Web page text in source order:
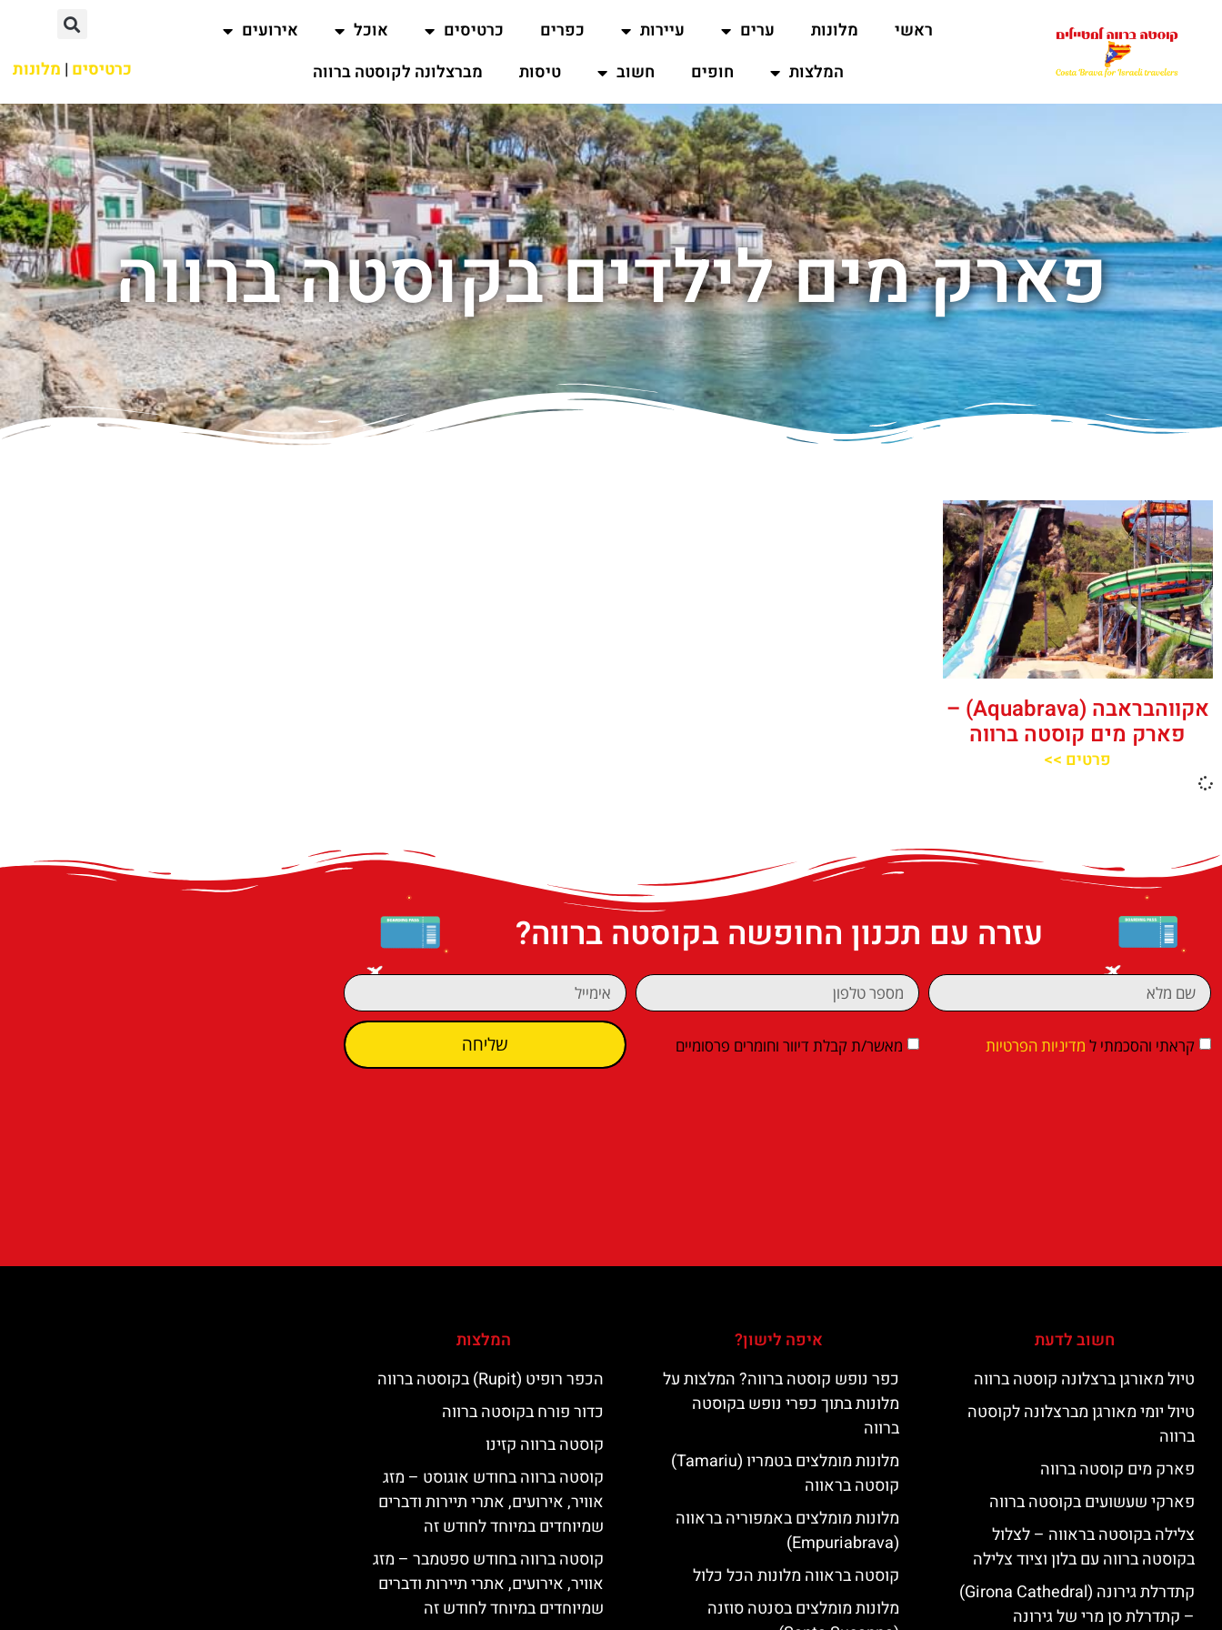
ראשי מלונות ערים עיירות כפרים כרטיסים אוכל
אירועים
המלצות
חופים חשוב טיסות מברצלונה לקוסטה ברווה כרטיסים | מלונות
פארק מים לילדים בקוסטה ברווה
אקווהבראבה (Aquabrava) –
פארק מים קוסטה ברווה
פרטים >>
עזרה עם תכנון החופשה בקוסטה ברווה?
קראתי והסכמתי ל מדיניות הפרטיות מאשר/ת קבלת דיוור וחומרים פרסומיים שליחה
חשוב לדעת
טיול מאורגן ברצלונה קוסטה ברווה
טיול יומי מאורגן מברצלונה לקוסטה
ברווה
פארק מים קוסטה ברווה
פארקי שעשועים בקוסטה ברווה
צלילה בקוסטה בראווה – לצלול
בקוסטה ברווה עם בלון וציוד צלילה
קתדרלת גירונה (Girona Cathedral)
– קתדרלת סן מרי של גירונה
איפה לישון?
כפר נופש קוסטה ברווה? המלצות על
מלונות בתוך כפרי נופש בקוסטה
ברווה
מלונות מומלצים בטמריו (Tamariu)
קוסטה בראווה
מלונות מומלצים באמפוריה בראווה
(Empuriabrava)
קוסטה בראווה מלונות הכל כלול
מלונות מומלצים בסנטה סוזנה
המלצות
הכפר רופיט (Rupit) בקוסטה ברווה
כדור פורח בקוסטה ברווה
קוסטה ברווה קזינו
קוסטה ברווה בחודש אוגוסט – מזג
אוויר, אירועים, אתרי תיירות ודברים
שמיוחדים במיוחד לחודש זה
קוסטה ברווה בחודש ספטמבר – מזג
אוויר, אירועים, אתרי תיירות ודברים
שמיוחדים במיוחד לחודש זה